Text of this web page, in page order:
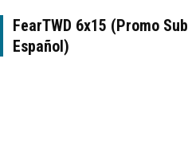
FearTWD 6x15 (Promo Sub
Español)